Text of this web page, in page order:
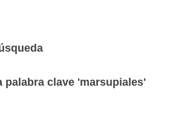
palabra clave 'marsupiales'